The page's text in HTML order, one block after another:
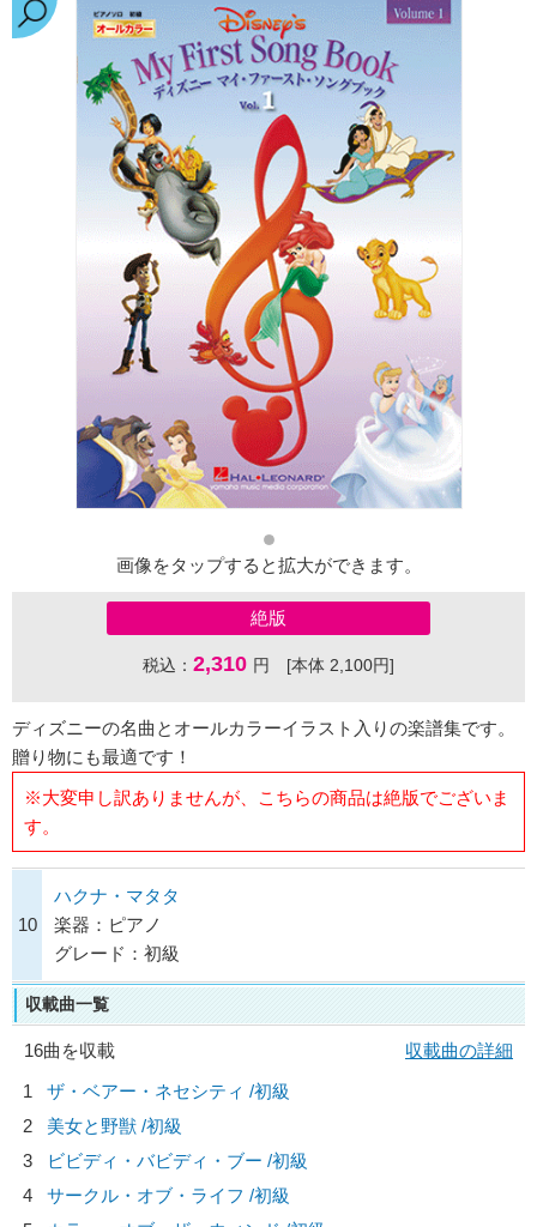
画像をタップすると拡大ができます。
絶版
税込： 2,310 円 [本体 2,100円]
ディズニーの名曲とオールカラーイラスト入りの楽譜集です。
贈り物にも最適です！
※大変申し訳ありませんが、こちらの商品は絶版でございま
す。
10
ハクナ・マタタ
楽器：ピアノ
グレード：初級
収載曲一覧
16曲を収載
収載曲の詳細
1
ザ・ベアー・ネセシティ /初級
2
美女と野獣 /初級
3
ビビディ・バビディ・ブー /初級
4
サークル・オブ・ライフ /初級